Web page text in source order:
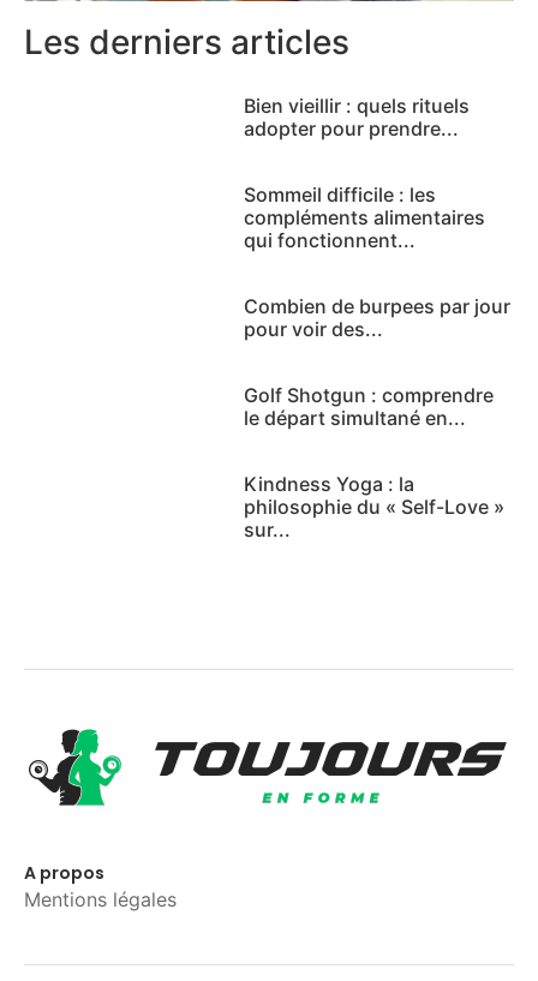
Les derniers articles
Bien vieillir : quels rituels
adopter pour prendre...
Sommeil difficile : les
compléments alimentaires
qui fonctionnent...
Combien de burpees par jour
pour voir des...
Golf Shotgun : comprendre
le départ simultané en...
Kindness Yoga : la
philosophie du « Self-Love »
sur...
A propos
Mentions légales